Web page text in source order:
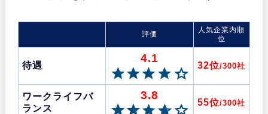
評価
人気企業内順
位
待遇
4.1
32位/300社
ワークライフバ
ランス
3.8
55位/300社